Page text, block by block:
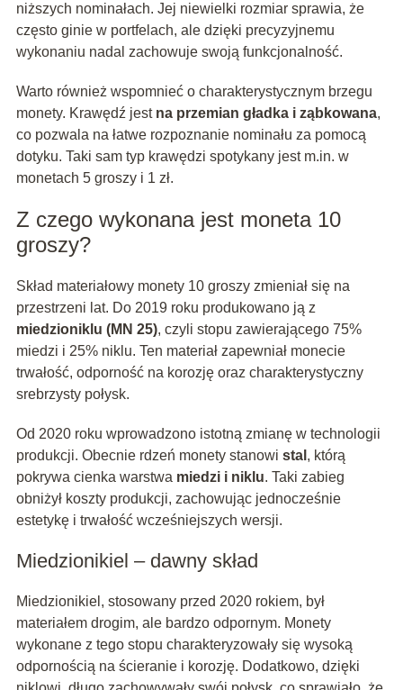
niższych nominałach. Jej niewielki rozmiar sprawia, że
często ginie w portfelach, ale dzięki precyzyjnemu
wykonaniu nadal zachowuje swoją funkcjonalność.
Warto również wspomnieć o charakterystycznym brzegu
monety. Krawędź jest na przemian gładka i ząbkowana,
co pozwala na łatwe rozpoznanie nominału za pomocą
dotyku. Taki sam typ krawędzi spotykany jest m.in. w
monetach 5 groszy i 1 zł.
Z czego wykonana jest moneta 10
groszy?
Skład materiałowy monety 10 groszy zmieniał się na
przestrzeni lat. Do 2019 roku produkowano ją z
miedzioniklu (MN 25), czyli stopu zawierającego 75%
miedzi i 25% niklu. Ten materiał zapewniał monecie
trwałość, odporność na korozję oraz charakterystyczny
srebrzysty połysk.
Od 2020 roku wprowadzono istotną zmianę w technologii
produkcji. Obecnie rdzeń monety stanowi stal , którą
pokrywa cienka warstwa miedzi i niklu. Taki zabieg
obniżył koszty produkcji, zachowując jednocześnie
estetykę i trwałość wcześniejszych wersji.
Miedzionikiel – dawny skład
Miedzionikiel, stosowany przed 2020 rokiem, był
materiałem drogim, ale bardzo odpornym. Monety
wykonane z tego stopu charakteryzowały się wysoką
odpornością na ścieranie i korozję. Dodatkowo, dzięki